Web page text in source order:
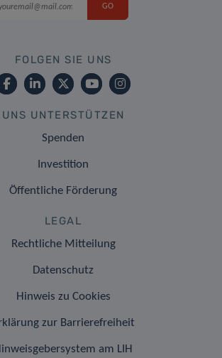
FOLGEN SIE UNS
UNS UNTERSTÜTZEN
Spenden
Investition
Öffentliche Förderung
LEGAL
Rechtliche Mitteilung
Datenschutz
Hinweis zu Cookies
zur Barrierefreiheit
am LIH